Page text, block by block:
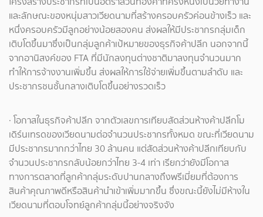
และลักษณะของหนุ่มสาวเวียดนามที่สร้างครอบครัวค่อนข้างเร็ว และ
หนึ่งครอบครัวมีลูกอย่างน้อยสองคน ส่งผลให้มีประชากรกลุ่มเด็ก
เติบโตขึ้นมาซึ่งเป็นกลุ่มลูกค้าเป้หมายของธุรกิจค้าปลีก นอกจากนี้
จากอานิสงค์ของ FTA ที่มีนักลงทุนต่างชาติมาลงทุนจำนวนมาก
ทำให้การจ้างงานเพิ่มขึ้น ส่งผลให้การใช้จ่ายเพิ่มขึ้นตามลำดับ และ
ประชากรชนชั้นกลางเติบโตขึ้นอย่างรวดเร็ว
· โอกาสในธุรกิจค้าปลีก จากตัวเลขการเทียบสัดส่วนห้างค้าปลีกโม
เดิร์นเทรดของเวียดนามต่อจำนวนประชากรทั้งหมด ขณะที่เวียดนาม
มีประชากรมากกว่าไทย 30 ล้านคน แต่สัดส่วนห้างค้าปลีกเทียบกับ
จำนวนประชากรกลับน้อยกว่าไทย 3-4 เท่า เรียกว่ายังมีโอกาส
ทางการตลาดที่ลูกค้ากลุ่มระดับปานกลางถึงพรีเมี่ยมที่ต้องการ
สินค้าคุณภาพดีหรือสินค้านำเข้าเพิ่มมากขึ้น ซึ่งขณะนี้ยังไม่มีห้างใน
เวียดนามที่ตอบโจทย์ลูกค้ากลุ่มนี้อย่างจริงจัง